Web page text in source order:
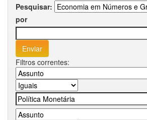
Pesquisar:
por
Filtros correntes: